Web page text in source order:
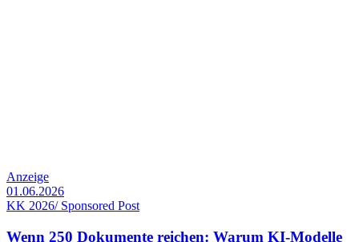
Anzeige
01.06.2026
KK 2026/ Sponsored Post
Wenn 250 Dokumente reichen: Warum KI-Modelle